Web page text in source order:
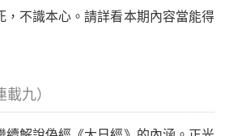
，不識本心。請詳看本期內容當能得
載九）